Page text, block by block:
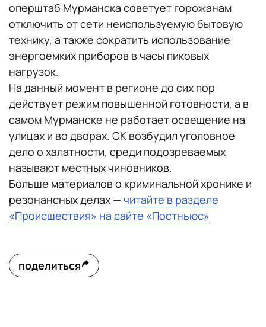
оперштаб Мурманска советует горожанам
отключить от сети неиспользуемую бытовую
технику, а также сократить использование
энергоемких приборов в часы пиковых
нагрузок.
На данный момент в регионе до сих пор
действует режим повышенной готовности, а в
самом Мурманске не работает освещение на
улицах и во дворах. СК возбудил уголовное
дело о халатности, среди подозреваемых
называют местных чиновников.
Больше материалов о криминальной хронике и
резонансных делах — читайте в разделе
«Происшествия» на сайте «Постньюс»
поделиться